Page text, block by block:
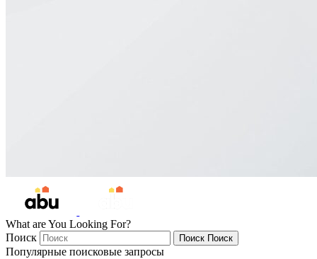
What are You Looking For?
Поиск
Поиск Поиск
Популярные поисковые запросы